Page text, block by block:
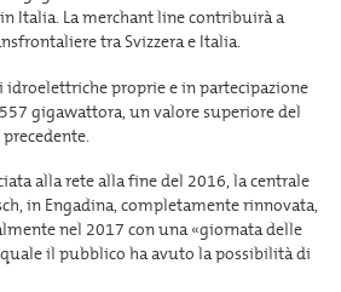
Italia. La merchant line contribuirà a
tra Svizzera e Italia.
idroelettriche proprie e in partecipazione
gigawattora, un valore superiore del
alla rete alla fine del 2016, la centrale
in Engadina, completamente rinnovata,
nel 2017 con una «giornata delle
il pubblico ha avuto la possibilità di